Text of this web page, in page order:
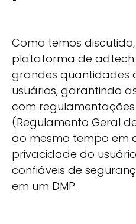
Como temos
plataforma de adtech
grandes quantidades
usuários, garantindo
com
(Regulamento Geral
ao mesmo tempo em
privacidade do
confiáveis de
em um DMP.